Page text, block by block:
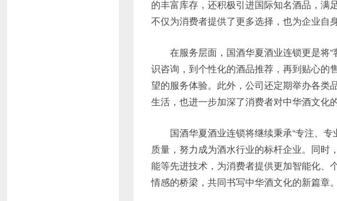
的丰富库存，还积极引进国际知名酒品，满
不仅为消费者提供了更多选择，也为企业自
在服务层面，国酒华夏酒业连锁更是将
识咨询，到个性化的酒品推荐，再到贴心的
望的服务体验。此外，公司还定期举办各类
生活，也进一步加深了消费者对中华酒文化
国酒华夏酒业连锁将继续秉承“专注、
质量，努力成为酒水行业的标杆企业。同时
能等先进技术，为消费者提供更加智能化、
情感的桥梁，共同书写中华酒文化的新篇章。